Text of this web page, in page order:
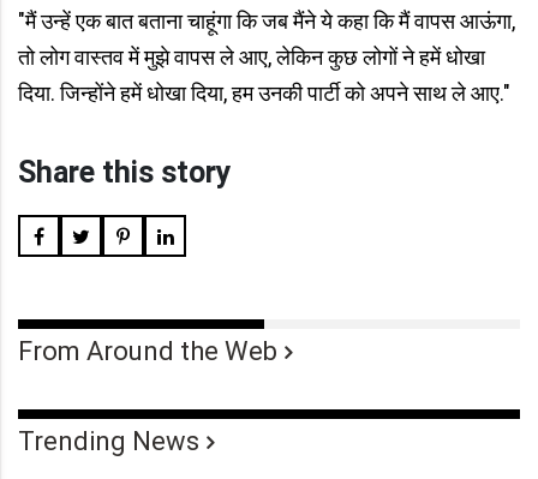
"मैं उन्हें एक बात बताना चाहूंगा कि जब मैंने ये कहा कि मैं वापस आऊंगा,
तो लोग वास्तव में मुझे वापस ले आए, लेकिन कुछ लोगों ने हमें धोखा
दिया. जिन्होंने हमें धोखा दिया, हम उनकी पार्टी को अपने साथ ले आए."
Share this story
From Around the Web
Trending News